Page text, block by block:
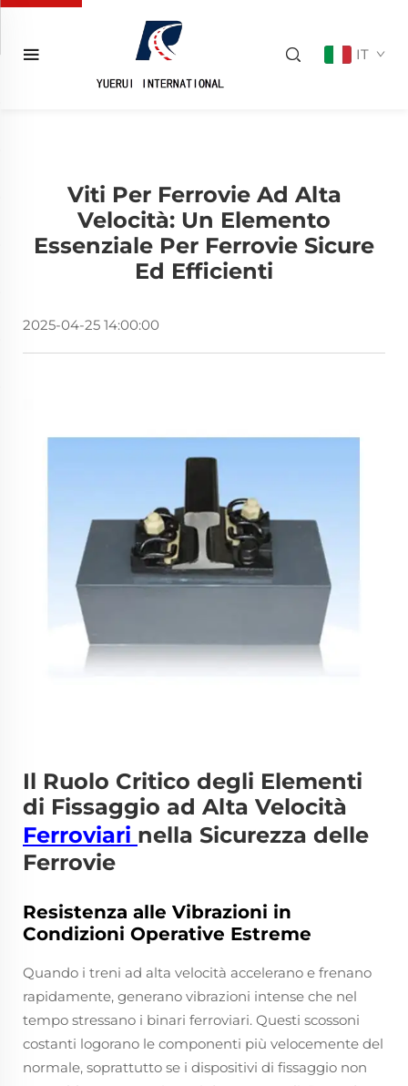
IT
Viti Per Ferrovie Ad Alta
Velocità: Un Elemento
Essenziale Per Ferrovie Sicure
Ed Efficienti
2025-04-25 14:00:00
Il Ruolo Critico degli Elementi
di Fissaggio ad Alta Velocità
Ferroviari nella Sicurezza delle
Ferrovie
Resistenza alle Vibrazioni in
Condizioni Operative Estreme
Quando i treni ad alta velocità accelerano e frenano
rapidamente, generano vibrazioni intense che nel
tempo stressano i binari ferroviari. Questi scossoni
costanti logorano le componenti più velocemente del
normale, soprattutto se i dispositivi di fissaggio non